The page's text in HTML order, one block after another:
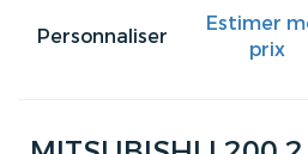
Personnaliser
Estimer
prix